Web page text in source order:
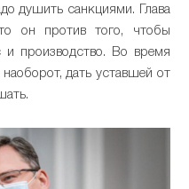
душить санкциями. Глава
он против того, чтобы
и производство. Во время
дать уставшей от